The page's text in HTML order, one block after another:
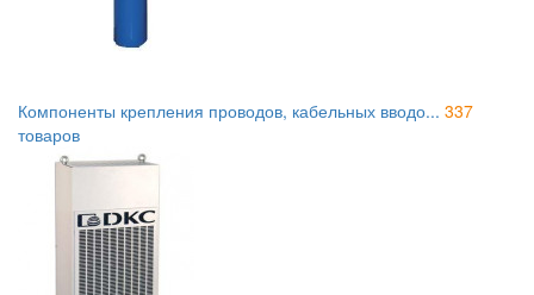
Компоненты крепления проводов, кабельных вводо... 337
товаров